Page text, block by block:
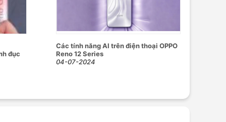
đục
Các tính năng AI trên điện thoại OPPO
Reno 12 Series
04-07-2024